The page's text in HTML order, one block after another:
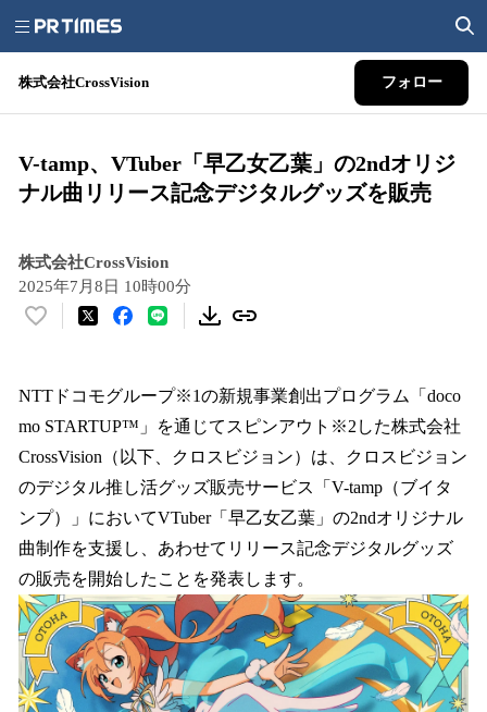
株式会社CrossVision フォロー
V-tamp、VTuber「早乙女乙葉」の2ndオリジ
ナル曲リリース記念デジタルグッズを販売
株式会社CrossVision
2025年7月8日 10時00分
い
！
数
読
み
込
み
中
で
す
NTTドコモグループ※1の新規事業創出プログラム「doco
mo STARTUP™」を通じてスピンアウト※2した株式会社
CrossVision（以下、クロスビジョン）は、クロスビジョン
のデジタル推し活グッズ販売サービス「V-tamp（ブイタ
ンプ）」においてVTuber「早乙女乙葉」の2ndオリジナル
曲制作を支援し、あわせてリリース記念デジタルグッズ
の販売を開始したことを発表します。